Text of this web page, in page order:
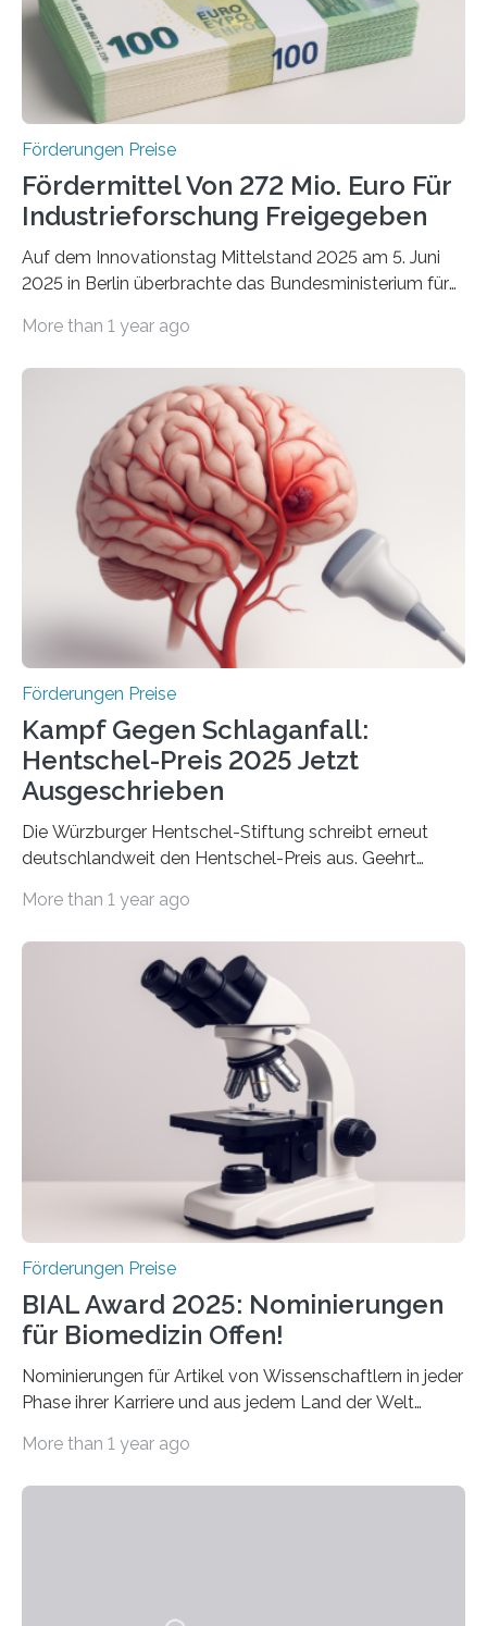
Förderungen Preise
Fördermittel Von 272 Mio. Euro Für
Industrieforschung Freigegeben
Auf dem Innovationstag Mittelstand 2025 am 5. Juni
2025 in Berlin überbrachte das Bundesministerium für
Überplanmäßige Verpflichtungsermächtigungen in
Woche vom Haushaltsausschuss freigegeben – unter
anderem zur Unterstützung der
Industrieforschungsprogramme Industrielle
Gemeinschaftsforschung (IGF), Zentrales
Innovationsprogramm Mittelstand (ZIM) und
Innovationskompetenz INNO-KOM. Auf dem
Innovationstag Mittelstand 2025 am 5. Juni 2025 in
Berlin überbrachte das Bundesministerium für
Wirtschaft und Energie eine gute Nachricht:
Überplanmäßige Verpflichtungsermächtigungen in
More than 1 year ago
Förderungen Preise
Kampf Gegen Schlaganfall:
Hentschel-Preis 2025 Jetzt
Ausgeschrieben
Die Würzburger Hentschel-Stiftung schreibt erneut
deutschlandweit den Hentschel-Preis aus. Geehrt
hochrangige wissenschaftliche Publikation zum Thema
Schlaganfall“ mit Sitz in Würzburg fördert die
Schlaganfallforschung, um die Behandlung der
Betroffenen zu verbessern. Dazu schreibt sie auch in
diesem Jahr wieder deutschlandweit den Hentschel-
Preis aus. Er richtet sich gezielt an jüngere
Forscherinnen und Forscher unter 40 Jahren. Geehrt
werden soll eine herausragende Doktorarbeit oder eine
hochrangige wissenschaftliche Publikation zum Thema
More than 1 year ago
Förderungen Preise
BIAL Award 2025: Nominierungen
für Biomedizin Offen!
Nominierungen für Artikel von Wissenschaftlern in jeder
Phase ihrer Karriere und aus jedem Land der Welt
Leben gerufen, um die bemerkenswertesten
More than 1 year ago